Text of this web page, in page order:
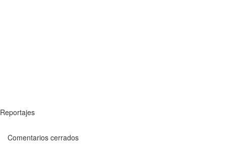
Reportajes
Comentarios cerrados